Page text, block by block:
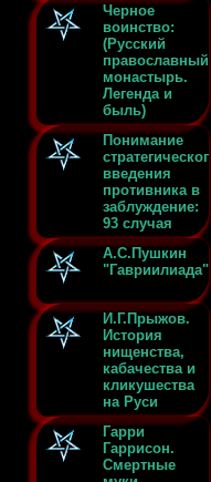
Черное
воинство:
(Русский
православный
монастырь.
Легенда и
быль)
Понимание
стратегического
введения
противника в
заблуждение:
93 случая
А.С.Пушкин
"Гавриилиада"
И.Г.Прыжов.
История
нищенства,
кабачества и
кликушества
на Руси
Гарри
Гаррисон.
Смертные